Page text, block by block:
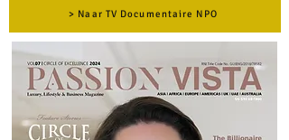
> Naar TV Documentaire NPO